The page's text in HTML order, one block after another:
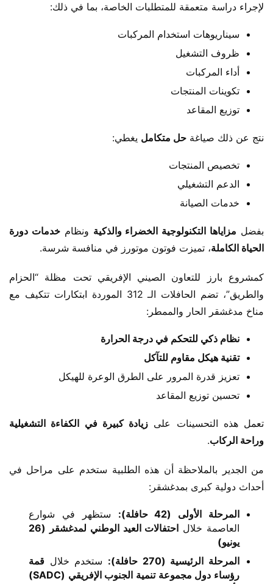
لإجراء دراسة متعمقة للمتطلبات الخاصة، بما في ذلك:
سيناريوهات استخدام المركبات
ظروف التشغيل
أداء المركبات
تكوينات المنتجات
توزيع المقاعد
نتج عن ذلك صياغة ​ ​حل متكامل​ ​ يغطي:
تخصيص المنتجات
الدعم التشغيلي
خدمات الصيانة
بفضل ​ ​مزاياها التكنولوجية الخضراء والذكية​ ​ ونظام ​
الحياة الكاملة​​، تميزت فوتون موتورز في منافسة شرسة.
مناخ مدغشقر الحار والممطر:
​نظام ذكي للتحكم في درجة الحرارة​
​تقنية هيكل مقاوم للتآكل​
تعزيز قدرة المرور على الطرق الوعرة للهيكل
تحسين توزيع المقاعد
تعمل هذه التحسينات على ​
وراحة الركاب​​.
أحداث دولية كبرى بمدغشقر:
​المرحلة الأولى (42 حافلة):​
​ ستظهر في شوارع
العاصمة خلال ​
​احتفالات العيد الوطني لمدغشقر (26
يونيو)​
​المرحلة الرئيسية (270 حافلة):​
​ ستخدم خلال ​ ​قمة
رؤساء دول مجموعة تنمية الجنوب الإفريقي (SADC)